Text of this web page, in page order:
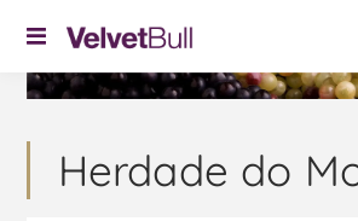
Herdade do